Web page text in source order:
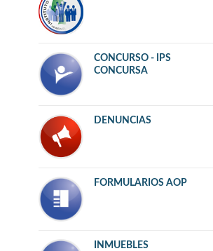
CONCURSO - IPS
CONCURSA
DENUNCIAS
FORMULARIOS AOP
INMUEBLES